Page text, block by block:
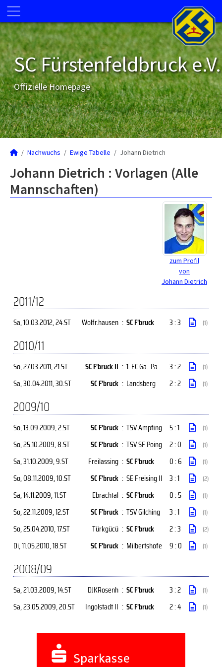
SC Fürstenfeldbruck e.V.
Offizielle Homepage
Nachwuchs Ewige Tabelle Johann Dietrich
Johann Dietrich : Vorlagen (Alle
Mannschaften)
zum Profil
von
Johann Dietrich
2011/12
Sa, 10.03.2012, 24.ST Wolfr.hausen : SC F'bruck 3 : 3 (1)
2010/11
So, 27.03.2011, 21.ST SC F'bruck II : 1. FC Ga.-Pa 3 : 2 (1)
Sa, 30.04.2011, 30.ST SC F'bruck : Landsberg 2 : 2 (1)
2009/10
So, 13.09.2009, 2.ST SC F'bruck : TSV Ampfing 5 : 1 (1)
So, 25.10.2009, 8.ST SC F'bruck : TSV SF Poing 2 : 0 (1)
Sa, 31.10.2009, 9.ST Freilassing : SC F'bruck 0 : 6 (1)
So, 08.11.2009, 10.ST SC F'bruck : SE Freising II 3 : 1 (2)
Sa, 14.11.2009, 11.ST Ebrachtal : SC F'bruck 0 : 5 (1)
So, 22.11.2009, 12.ST SC F'bruck : TSV Gilching 3 : 1 (1)
So, 25.04.2010, 17.ST Türkgücü : SC F'bruck 2 : 3 (2)
Di, 11.05.2010, 18.ST SC F'bruck : Milbertshofe 9 : 0 (1)
2008/09
Sa, 21.03.2009, 14.ST DJKRosenh : SC F'bruck 3 : 2 (1)
Sa, 23.05.2009, 20.ST Ingolstadt II : SC F'bruck 2 : 4 (1)